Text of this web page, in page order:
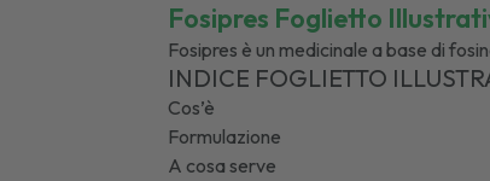
Fosipres Foglietto
Fosipres è un medicinale a base di
INDICE FOGLIETTO
Cos’è
Formulazione
A cosa serve